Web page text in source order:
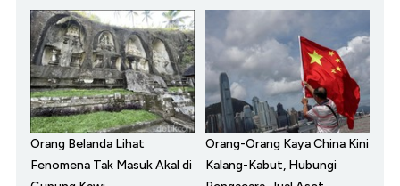
Orang Belanda Lihat
Fenomena Tak Masuk Akal di
Orang-Orang Kaya China Kini
Kalang-Kabut, Hubungi